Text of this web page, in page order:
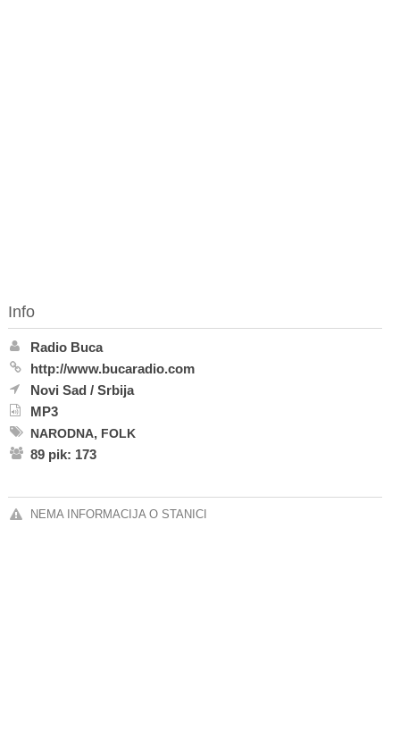
Info
Radio Buca
http://www.bucaradio.com
Novi Sad / Srbija
MP3
NARODNA, FOLK
89 pik: 173
NEMA INFORMACIJA O STANICI